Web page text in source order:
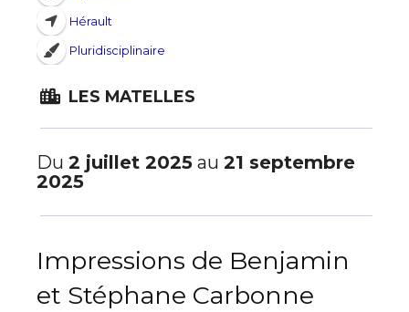
Hérault
Pluridisciplinaire
LES MATELLES
Du 2 juillet 2025 au 21 septembre
2025
Impressions de Benjamin
et Stéphane Carbonne